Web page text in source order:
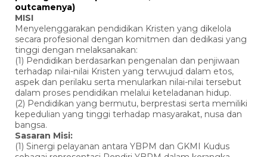
outcamenya)
MISI
Menyelenggarakan pendidikan Kristen yang dikelola
secara profesional dengan komitmen dan dedikasi yang
tinggi dengan melaksanakan:
(1) Pendidikan berdasarkan pengenalan dan penjiwaan
terhadap nilai-nilai Kristen yang terwujud dalam etos,
aspek dan perilaku serta menularkan nilai-nilai tersebut
dalam proses pendidikan melalui keteladanan hidup.
(2) Pendidikan yang bermutu, berprestasi serta memiliki
kepedulian yang tinggi terhadap masyarakat, nusa dan
bangsa.
Sasaran Misi:
(1) Sinergi pelayanan antara YBPM dan GKMI Kudus